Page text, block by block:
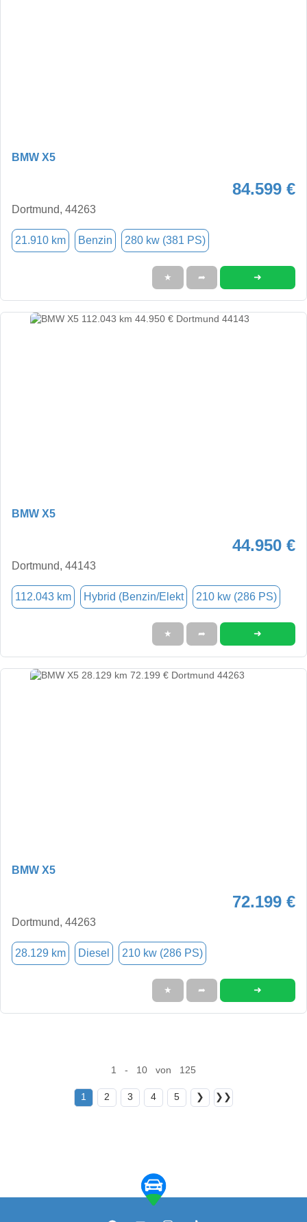
BMW X5
84.599 €
Dortmund, 44263
21.910 km Benzin 280 kw (381 PS)
★ ➦ ➜
BMW X5
44.950 €
Dortmund, 44143
112.043 km Hybrid (Benzin/Elekt 210 kw (286 PS)
★ ➦ ➜
BMW X5
72.199 €
Dortmund, 44263
28.129 km Diesel 210 kw (286 PS)
★ ➦ ➜
1 - 10 von 125
1 2 3 4 5 ❯ ❯❯